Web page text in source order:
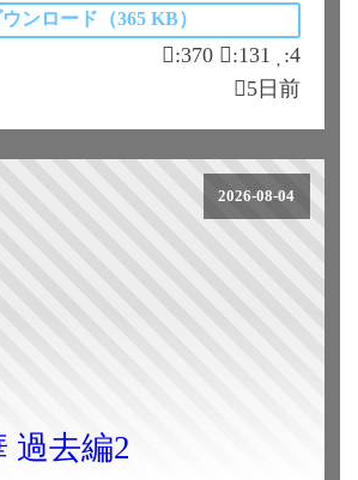
ンロード（365 KB）
:370 :131
:4
5日前
2026-08-04
過去編2